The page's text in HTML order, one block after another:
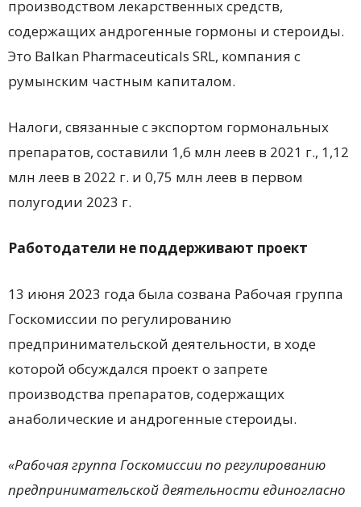
производством лекарственных средств,
содержащих андрогенные гормоны и стероиды.
Это Balkan Pharmaceuticals SRL, компания с
румынским частным капиталом.
Налоги, связанные с экспортом гормональных
препаратов, составили 1,6 млн леев в 2021 г., 1,12
млн леев в 2022 г. и 0,75 млн леев в первом
полугодии 2023 г.
Работодатели не поддерживают проект
13 июня 2023 года была созвана Рабочая группа
Госкомиссии по регулированию
предпринимательской деятельности, в ходе
которой обсуждался проект о запрете
производства препаратов, содержащих
анаболические и андрогенные стероиды.
«Рабочая группа Госкомиссии по регулированию
предпринимательской деятельности единогласно